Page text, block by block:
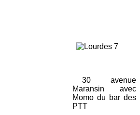
30 avenue
Maransin avec
Momo du bar des
PTT